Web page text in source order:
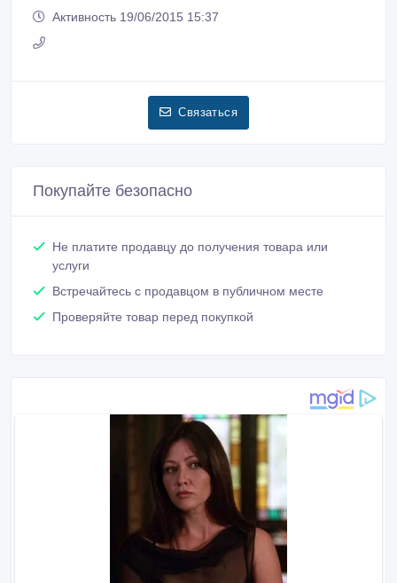
Активность 19/06/2015 15:37
Связаться
Покупайте безопасно
Не платите продавцу до получения товара или
услуги
Встречайтесь с продавцом в публичном месте
Проверяйте товар перед покупкой